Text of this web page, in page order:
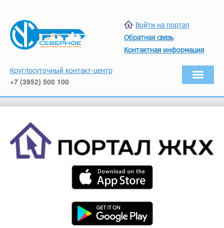
Войти на портал
Обратная связь
Контактная информация
Круглосуточный контакт-центр
+7 (3952) 500 100